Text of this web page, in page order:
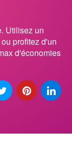
Utilisez un
profitez d'un
d'économies